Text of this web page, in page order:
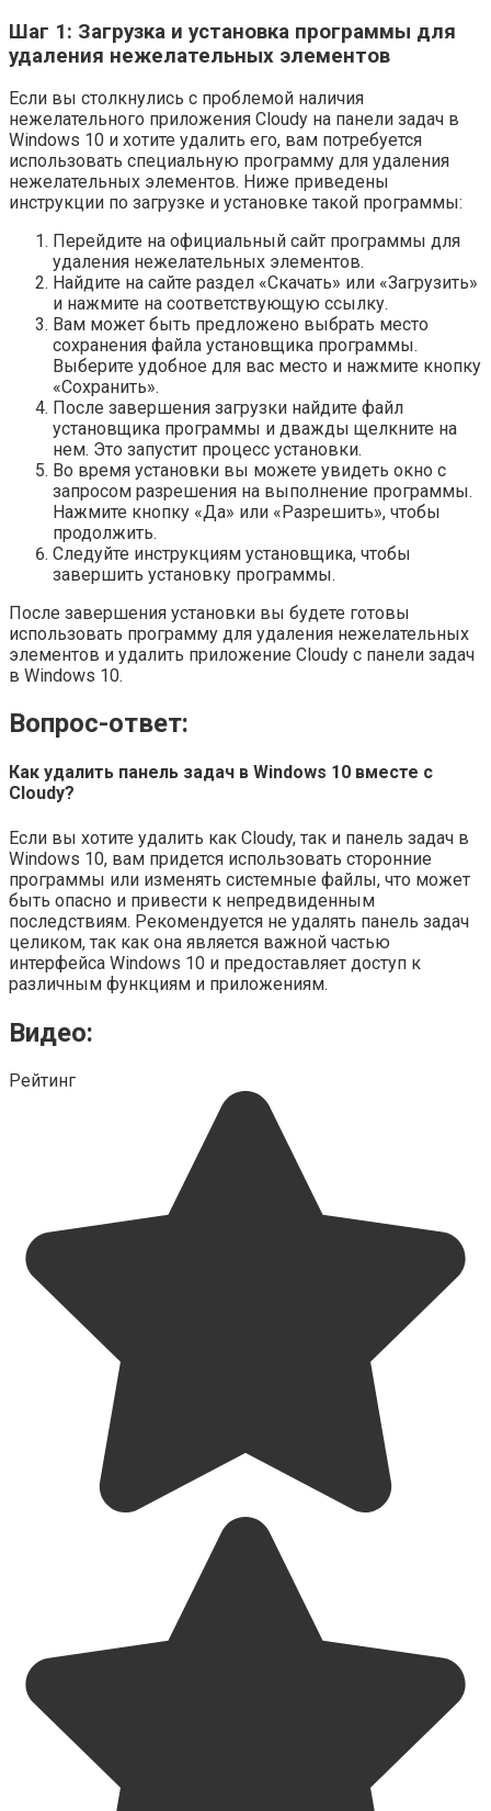
Шаг 1: Загрузка и установка программы для
удаления нежелательных элементов
Если вы столкнулись с проблемой наличия
нежелательного приложения Cloudy на панели задач в
Windows 10 и хотите удалить его, вам потребуется
использовать специальную программу для удаления
нежелательных элементов. Ниже приведены
инструкции по загрузке и установке такой программы:
Перейдите на официальный сайт программы для
удаления нежелательных элементов.
Найдите на сайте раздел «Скачать» или «Загрузить»
и нажмите на соответствующую ссылку.
Вам может быть предложено выбрать место
сохранения файла установщика программы.
Выберите удобное для вас место и нажмите кнопку
«Сохранить».
После завершения загрузки найдите файл
установщика программы и дважды щелкните на
нем. Это запустит процесс установки.
Во время установки вы можете увидеть окно с
запросом разрешения на выполнение программы.
Нажмите кнопку «Да» или «Разрешить», чтобы
продолжить.
Следуйте инструкциям установщика, чтобы
завершить установку программы.
После завершения установки вы будете готовы
использовать программу для удаления нежелательных
элементов и удалить приложение Cloudy с панели задач
в Windows 10.
Вопрос-ответ:
Как удалить панель задач в Windows 10 вместе с
Cloudy?
Если вы хотите удалить как Cloudy, так и панель задач в
Windows 10, вам придется использовать сторонние
программы или изменять системные файлы, что может
быть опасно и привести к непредвиденным
последствиям. Рекомендуется не удалять панель задач
целиком, так как она является важной частью
интерфейса Windows 10 и предоставляет доступ к
различным функциям и приложениям.
Видео:
Рейтинг